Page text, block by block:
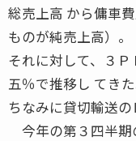
総売上高 から傭車
ものが純売上高）。
それに対して、３
五％で推移し てきた
ちなみに貸切輸送の
今年の第３四半期